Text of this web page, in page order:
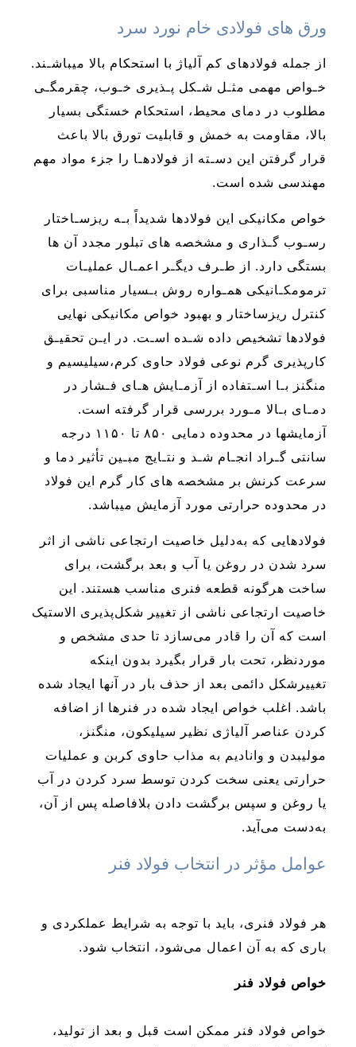
ورق های فولادی خام نورد سرد
از جمله فولادهای کم آلیاژ با استحکام بالا میباشـند.
خـواص مهمی مثـل شـکل پـذیری خـوب، چقرمگـی
مطلوب در دمای محیط، استحکام خستگی بسیار
بالا، مقاومت به خمش و قابلیت تورق بالا باعث
قرار گرفتن این دسـته از فولادهـا را جزء مواد مهم
مهندسی شده است.
خواص مکانیکی این فولادها شدیداً بـه ریزسـاختار
رسـوب گـذاری و مشخصه های تبلور مجدد آن ها
بستگی دارد. از طـرف دیگـر اعمـال عملیـات
ترمومکـانیکی همـواره روش بـسیار مناسبی برای
کنترل ریزساختار و بهبود خواص مکانیکی نهایی
فولادها تشخیص داده شـده اسـت. در ایـن تحقیـق
کارپذیری گرم نوعی فولاد حاوی کرم،سیلیسیم و
منگنز بـا اسـتفاده از آزمـایش هـای فـشار در
دمـای بـالا مـورد بررسی قرار گرفته است.
آزمایشها در محدوده دمایی ۸۵۰ تا ۱۱۵۰ درجه
سانتی گـراد انجـام شـد و نتـایج مبـین تأثیر دما و
سرعت کرنش بر مشخصه های کار گرم این فولاد
در محدوده حرارتی مورد آزمایش میباشد.
فولادهایی که به‌دلیل خاصیت ارتجاعی ناشی از اثر
سرد شدن در روغن یا آب و بعد برگشت، برای
ساخت هرگونه قطعه فنری مناسب هستند. این
خاصیت ارتجاعی ناشی از تغییر شکل‌پذیری الاستیک
است که آن را قادر می‌سازد تا حدی مشخص و
موردنظر، تحت بار قرار بگیرد بدون اینکه
تغییرشکل دائمی بعد از حذف بار در آنها ایجاد شده
باشد. اغلب خواص ایجاد شده در فنرها از اضافه
کردن عناصر آلیاژی نظیر سیلیکون، منگنز،
مولیبدن و وانادیم به مذاب حاوی کربن و عملیات
حرارتی یعنی سخت کردن توسط سرد کردن در آب
یا روغن و سپس برگشت دادن بلافاصله پس از آن،
به‌دست می‌آید.
عوامل مؤثر در انتخاب فولاد فنر
هر فولاد فنری، باید با توجه به شرایط عملکردی و
باری که به آن اعمال می‌شود، انتخاب شود.
خواص فولاد فنر
خواص فولاد فنر ممکن است قبل و بعد از تولید،